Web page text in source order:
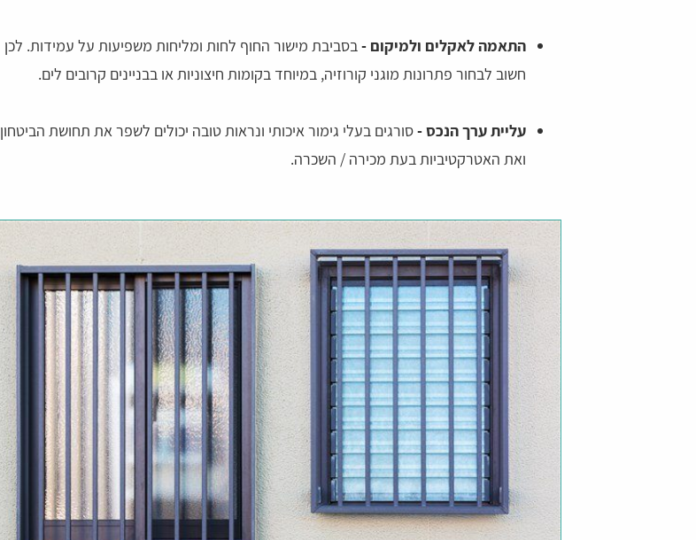
התאמה לאקלים ולמיקום - בסביבת מישור החוף לחות ומליחות משפיעות על עמידות. לכן
חשוב לבחור פתרונות מוגני קורוזיה, במיוחד בקומות חיצוניות או בבניינים קרובים לים.
עליית ערך הנכס -סורגים בעלי גימור איכותי ונראות טובה יכולים לשפר את תחושת הביטחון
ואת האטרקטיביות בעת מכירה / השכרה.